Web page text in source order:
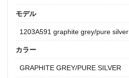
モデル
1203A591 graphite grey/pure silver
カラー
GRAPHITE GREY/PURE SILVER